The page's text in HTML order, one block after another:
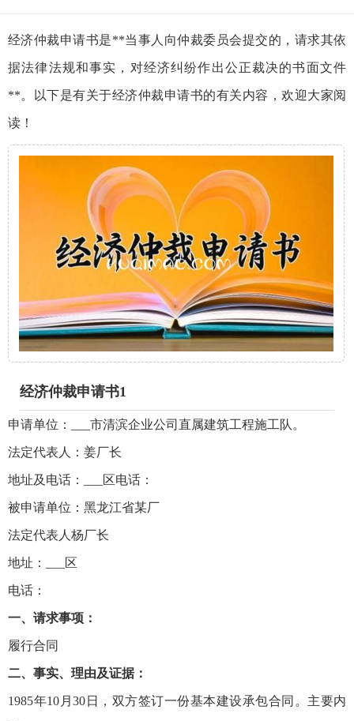
经济仲裁申请书是**当事人向仲裁委员会提交的，请求其依
据法律法规和事实，对经济纠纷作出公正裁决的书面文件
**。以下是有关于经济仲裁申请书的有关内容，欢迎大家阅
读！
经济仲裁申请书1
申请单位：___市清滨企业公司直属建筑工程施工队。
法定代表人：姜厂长
地址及电话：___区电话：
被申请单位：黑龙江省某厂
法定代表人杨厂长
地址：___区
电话：
一、请求事项：
履行合同
二、事实、理由及证据：
1985年10月30日，双方签订一份基本建设承包合同。主要内